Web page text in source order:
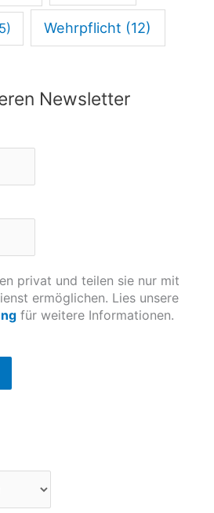
Wehrpflicht (12)
Newsletter
privat und teilen sie nur mit
ermöglichen. Lies unsere
für weitere Informationen.